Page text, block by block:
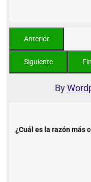
By
¿Cuál es la razón más